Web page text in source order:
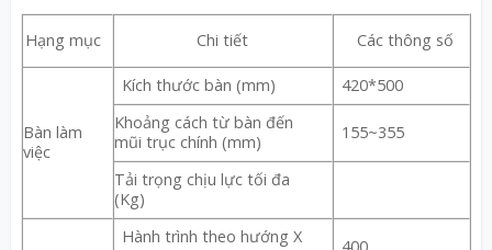
Hạng mục Chi tiết Các thông số
Bàn làm
việc
Kích thước bàn (mm)
420*500
Khoảng cách từ bàn đến
mũi trục chính (mm)
155~355
Tải trọng chịu lực tối đa
(Kg)
Hành trình theo hướng X